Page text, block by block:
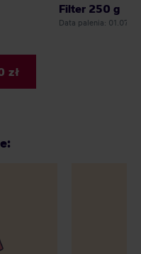
zł
Filter 250 g
Data palenia: